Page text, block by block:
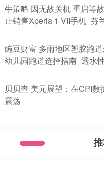
牛策略 因无故关机 重启等
止销售Xperia 1 VII手机_芬
豌豆财富 多雨地区塑胶跑
幼儿园跑道选择指南_透水
贝贝查 美元展望：在CPI
震荡